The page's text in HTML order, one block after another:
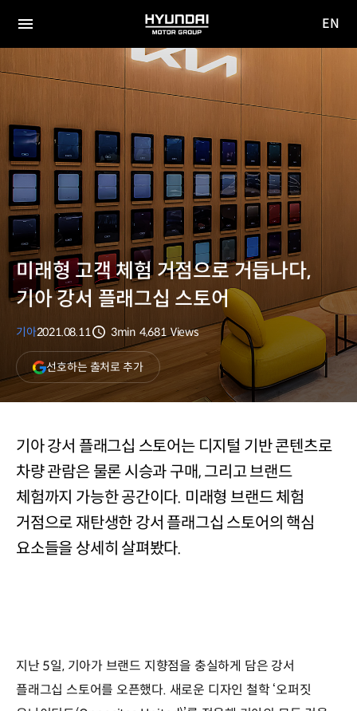
전체
HYUNDAI
MOTOR
GROUP
EN
미래형 고객 체험 거점으로 거듭나다,
기아 강서 플래그십 스토어
기아2021.08.11
분량
3min
조회수
4,681 Views
선호하는 출처로 추가(새
창
열림)
기아 강서 플래그십 스토어는 디지털 기반 콘텐츠로
차량 관람은 물론 시승과 구매, 그리고 브랜드
체험까지 가능한 공간이다. 미래형 브랜드 체험
거점으로 재탄생한 강서 플래그십 스토어의 핵심
요소들을 상세히 살펴봤다.
지난 5일, 기아가 브랜드 지향점을 충실하게 담은 강서
플래그십 스토어를 오픈했다. 새로운 디자인 철학 ‘오퍼짓